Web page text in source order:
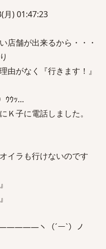
月) 01:47:23
店舗が出来るから・・・
由がなく『行きます！』
ｳｳｯ…
Ｋ子に電話しました。
イラも行けないのです
ヽ（´ー`）ノ